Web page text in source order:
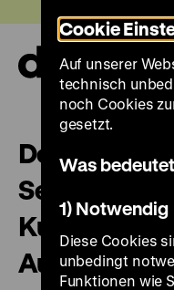
zum
Seiteninhalt
springen
Der gläserne
Sensation: zur
Cookie
Auf unserer
technisch
noch Cookies
gesetzt.
Was
1) Notwendig
Diese Cookies
unbedingt
Funktionen wie